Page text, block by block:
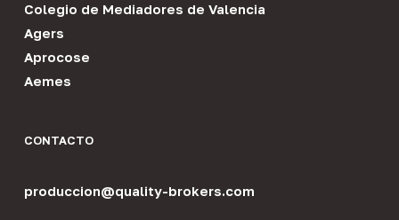
Colegio de Mediadores de Valencia
Agers
Aprocose
Aemes
CONTACTO
produccion@quality-brokers.com